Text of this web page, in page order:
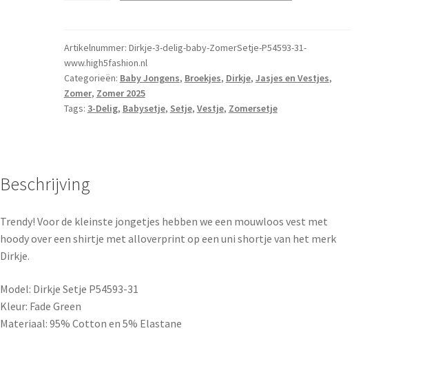
Setje
3-
Delig
maat
74
Artikelnummer: Dirkje-3-delig-baby-ZomerSetje-P54593-31-
www.high5fashion.nl
Categorieën: Baby Jongens, Broekjes, Dirkje, Jasjes en Vestjes,
Zomer, Zomer 2025
Tags: 3-Delig, Babysetje, Setje, Vestje, Zomersetje
Beschrijving
Trendy! Voor de kleinste jongetjes hebben we een mouwloos vest met
hoody over een shirtje met alloverprint op een uni shortje van het merk
Dirkje.
Model: Dirkje Setje P54593-31
Kleur: Fade Green
Materiaal: 95% Cotton en 5% Elastane